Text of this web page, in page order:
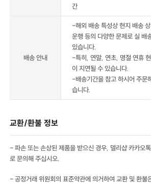
간
배송 안내
-해외 배송 특성상 현지 배송
운행 등의 다양한 문제로 실 배
있습니다.
-특히, 연말, 연초, 명절 연휴
이 지연될 수 있습니다.
-배송기간을 참고 하시어 주문
습니다.
교환/환불 정보
- 파손 또는 손상된 제품을 받으신 경우, 델리샵 카카오
로 문의해 주십시오.
- 공정거래 위원회의 표준약관에 의거하여 교환 및 환불